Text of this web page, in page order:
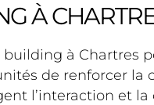
À
à Chartres
de renforcer la
l’interaction et